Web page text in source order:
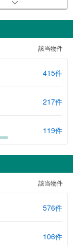
該当物件
415件
217件
119件
該当物件
576件
106件